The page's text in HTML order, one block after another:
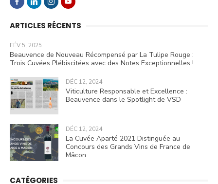
ARTICLES RÉCENTS
FÉV 5, 2025
Beauvence de Nouveau Récompensé par La Tulipe Rouge :
Trois Cuvées Plébiscitées avec des Notes Exceptionnelles !
DÉC 12, 2024
Viticulture Responsable et Excellence :
Beauvence dans le Spotlight de VSD
DÉC 12, 2024
La Cuvée Aparté 2021 Distinguée au
Concours des Grands Vins de France de
Mâcon
CATÉGORIES